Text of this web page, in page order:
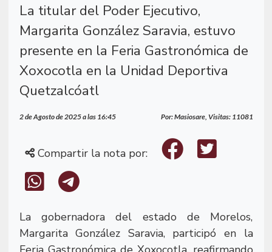
La titular del Poder Ejecutivo,
Margarita González Saravia, estuvo
presente en la Feria Gastronómica de
Xoxocotla en la Unidad Deportiva
Quetzalcóatl
2 de Agosto de 2025 a las 16:45 Por: Masiosare, Visitas: 11081
Compartir la nota por:
La gobernadora del estado de Morelos,
Margarita González Saravia, participó en la